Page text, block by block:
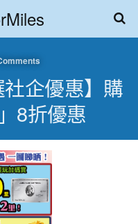
社企優惠】購
8折優惠